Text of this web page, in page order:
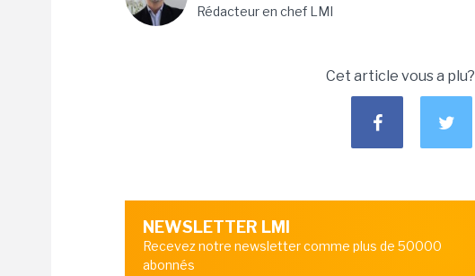
Rédacteur en chef LMI
Cet article vous a plu?
NEWSLETTER LMI
Recevez notre newsletter comme plus de 50000
abonnés